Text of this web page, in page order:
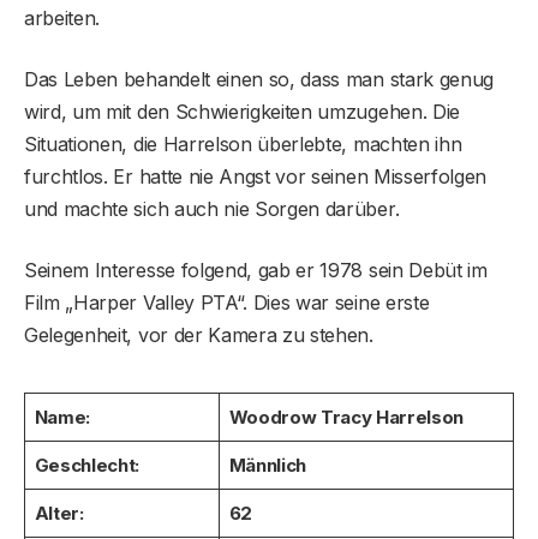
arbeiten.
Das Leben behandelt einen so, dass man stark genug
wird, um mit den Schwierigkeiten umzugehen. Die
Situationen, die Harrelson überlebte, machten ihn
furchtlos. Er hatte nie Angst vor seinen Misserfolgen
und machte sich auch nie Sorgen darüber.
Seinem Interesse folgend, gab er 1978 sein Debüt im
Film „Harper Valley PTA“. Dies war seine erste
Gelegenheit, vor der Kamera zu stehen.
Name: Woodrow Tracy Harrelson
Geschlecht: Männlich
Alter: 62